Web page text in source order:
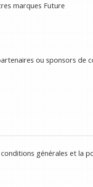
marques Future
ou sponsors de
générales et la